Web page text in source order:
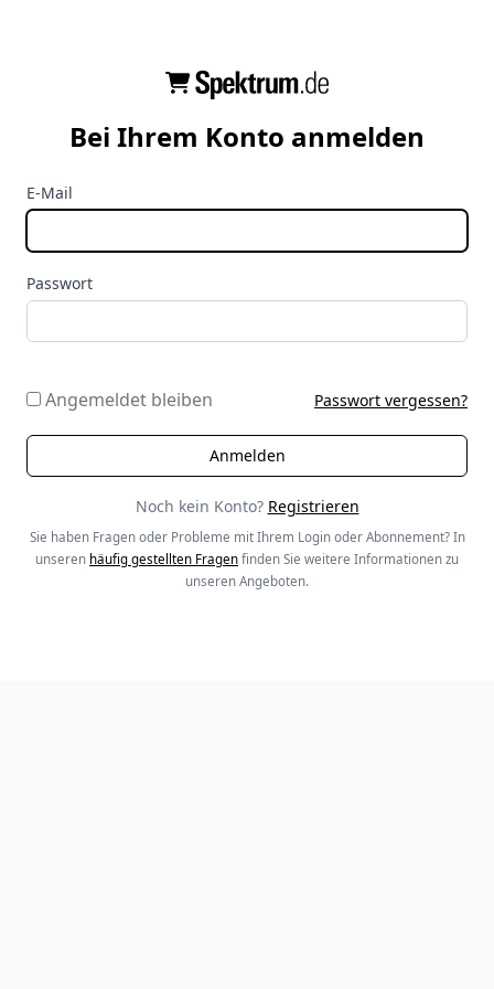
Bei Ihrem Konto anmelden
E-Mail
Passwort
Angemeldet bleiben Passwort vergessen?
Noch kein Konto? Registrieren
Sie haben Fragen oder Probleme mit Ihrem Login oder Abonnement? In
unseren häufig gestellten Fragen finden Sie weitere Informationen zu
unseren Angeboten.